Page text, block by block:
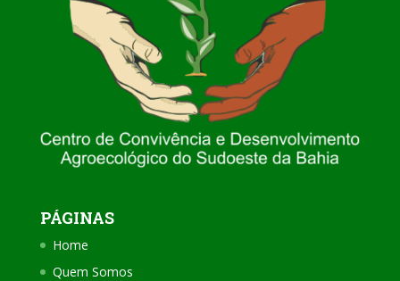
PÁGINAS
Home
Quem Somos